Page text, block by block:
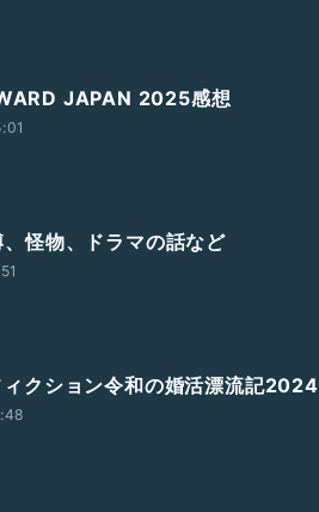
JAPAN 2025感想
怪物、ドラマの話など
クション令和の婚活漂流記2024